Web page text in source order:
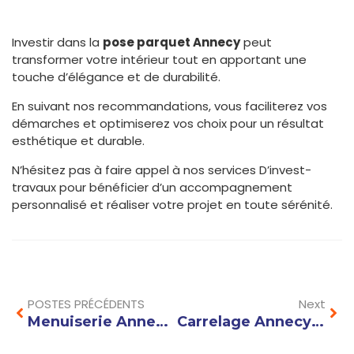
Investir dans la pose parquet Annecypeut
transformer votre intérieur tout en apportant une
touche d’élégance et de durabilité.
En suivant nos recommandations, vous faciliterez vos
démarches et optimiserez vos choix pour un résultat
esthétique et durable.
N’hésitez pas à faire appel à nos services D’invest-
travaux pour bénéficier d’un accompagnement
personnalisé et réaliser votre projet en toute sérénité.
POSTES PRÉCÉDENTS
Menuiserie Annecy : Comment choisir les meilleures essences de bois pour vos projets sur mesure ?
Next
Carrelage Annecy : comment choisir le meilleur revêtement pour votre intérieur ?